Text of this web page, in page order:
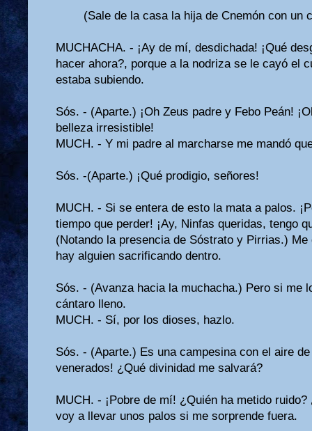
(Sale de la casa la hija de Cnemón con un
MUCHACHA. - ¡Ay de mí, desdichada! ¡Qué
hacer ahora?, porque a la nodriza se le cayó el
estaba subiendo.
Sós. - (Aparte.) ¡Oh Zeus padre y Febo Peán!
belleza irresistible!
MUCH. - Y mi padre al marcharse me mandó
Sós. -(Aparte.) ¡Qué prodigio, señores!
MUCH. - Si se entera de esto la mata a palos.
tiempo que perder! ¡Ay, Ninfas que­ridas, tengo
(Notando la pre­sencia de Sóstrato y Pirrias.)
hay alguien sacrificando dentro.
Sós. - (Avanza hacia la muchacha.) Pero si me
cántaro lleno.
MUCH. - Sí, por los dioses, hazlo.
Sós. - (Aparte.) Es una campesina con el aire
venerados! ¿Qué divinidad me salvará?
MUCH. - ¡Pobre de mí! ¿Quién ha metido
voy a llevar unos palos si me sorprende fuera.